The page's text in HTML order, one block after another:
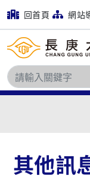
回首頁 網站
其他訊